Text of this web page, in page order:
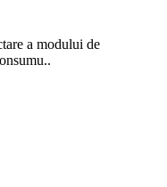
a modului de